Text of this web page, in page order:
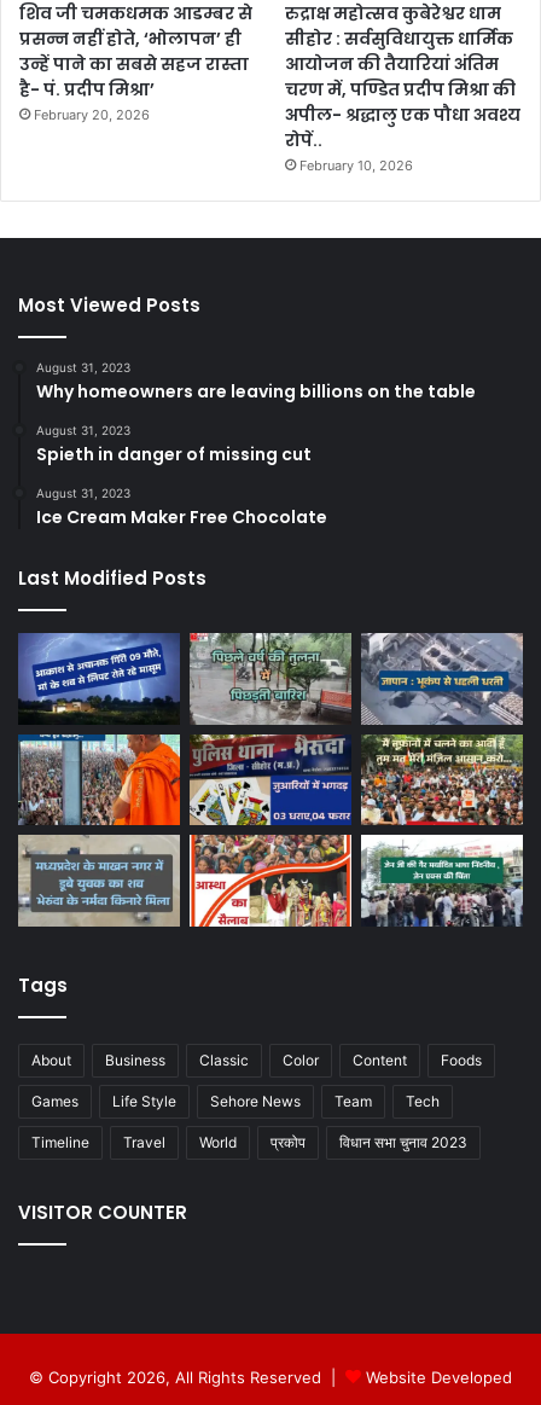
शिव जी चमकधमक आडम्बर से
प्रसन्न नहीं होते, ‘भोलापन’ ही
उन्हें पाने का सबसे सहज रास्ता
है- पं. प्रदीप मिश्रा’
February 20, 2026
रुद्राक्ष महोत्सव कुबेरेश्वर धाम
सीहोर : सर्वसुविधायुक्त धार्मिक
आयोजन की तैयारियां अंतिम
चरण में, पण्डित प्रदीप मिश्रा की
अपील- श्रद्धालु एक पौधा अवश्य
रोपें..
February 10, 2026
Most Viewed Posts
August 31, 2023
Why homeowners are leaving billions on the table
August 31, 2023
Spieth in danger of missing cut
August 31, 2023
Ice Cream Maker Free Chocolate
Last Modified Posts
Tags
About Business Classic Color Content Foods
Games Life Style Sehore News Team Tech
Timeline Travel World प्रकोप विधान सभा चुनाव 2023
VISITOR COUNTER
© Copyright 2026, All Rights Reserved | Website Developed